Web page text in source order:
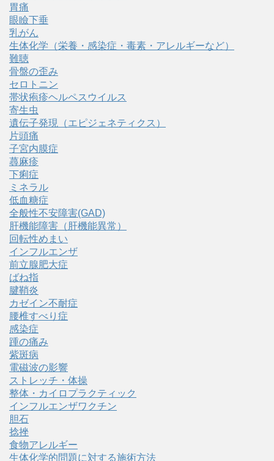
胃痛
眼瞼下垂
乳がん
生体化学（栄養・感染症・毒素・アレルギーなど）
難聴
骨盤の歪み
セロトニン
帯状疱疹ヘルペスウイルス
寄生虫
遺伝子発現（エピジェネティクス）
片頭痛
子宮内膜症
蕁麻疹
下痢症
ミネラル
低血糖症
全般性不安障害(GAD)
肝機能障害（肝機能異常）
回転性めまい
インフルエンザ
前立腺肥大症
ばね指
腱鞘炎
カゼイン不耐症
腰椎すべり症
感染症
踵の痛み
紫斑病
電磁波の影響
ストレッチ・体操
整体・カイロプラクティック
インフルエンザワクチン
胆石
捻挫
食物アレルギー
生体化学的問題に対する施術方法